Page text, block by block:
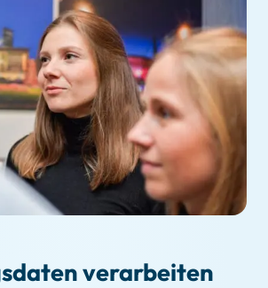
verarbeiten